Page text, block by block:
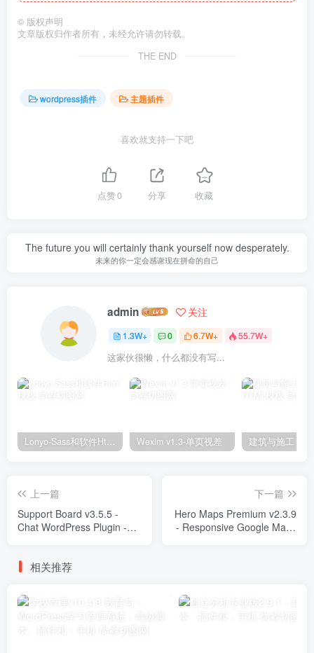
© 版权声明
文章版权归作者所有，未经允许请勿转载。
THE END
wordpress插件 主题插件
喜欢就支持一下吧
点赞0 分享 收藏
The future you will certainly thank yourself now desperately.
未来的你一定会感谢现在拼命的自己
admin 关注
1.3W+ 0 6.7W+ 55.7W+
这家伙很懒，什么都没有写...
Lonyo-Sass和软件Html模板 Wexim v1.3-单页视差
上一篇
Support Board v3.5.5 -
Chat WordPress Plugin -
下一篇
Hero Maps Premium v2.3.9
- Responsive Google Maps
相关推荐